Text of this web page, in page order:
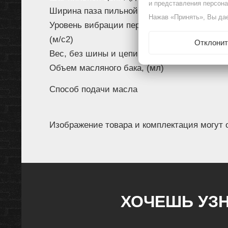
Ширина паза пильной шины, (мм)
Уровень вибрации передней/задней
(м/с2)
Вес, без шины и цепи с пустыми баками, (кг)
Объем масляного бака, (мл)
Способ подачи масла
Изображение товара и комплектация могут
ХОЧЕШЬ
и представления
Нажав «Принять», Вы